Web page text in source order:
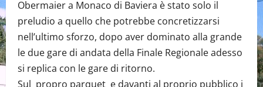
Obermaier a Monaco di Baviera è stato solo il
preludio a quello che potrebbe concretizzarsi
nell’ultimo sforzo, dopo aver dominato alla grande
le due gare di andata della Finale Regionale adesso
si replica con le gare di ritorno.
Sul propro parquet e davanti al proprio pubblico i